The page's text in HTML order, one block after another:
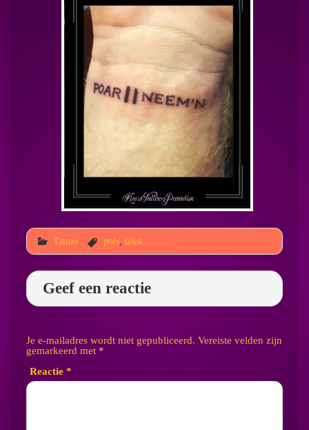
Tattoo pols, tekst
Geef een reactie
Je e-mailadres wordt niet gepubliceerd. Vereiste velden zijn
gemarkeerd met *
Reactie *